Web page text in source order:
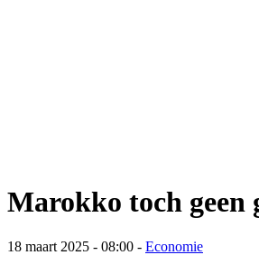
Marokko toch geen
18 maart 2025 - 08:00 - Economie